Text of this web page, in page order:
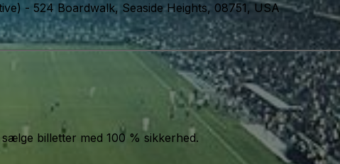
- 524 Boardwalk, Seaside Heights, 08751, USA
billetter med 100 % sikkerhed.